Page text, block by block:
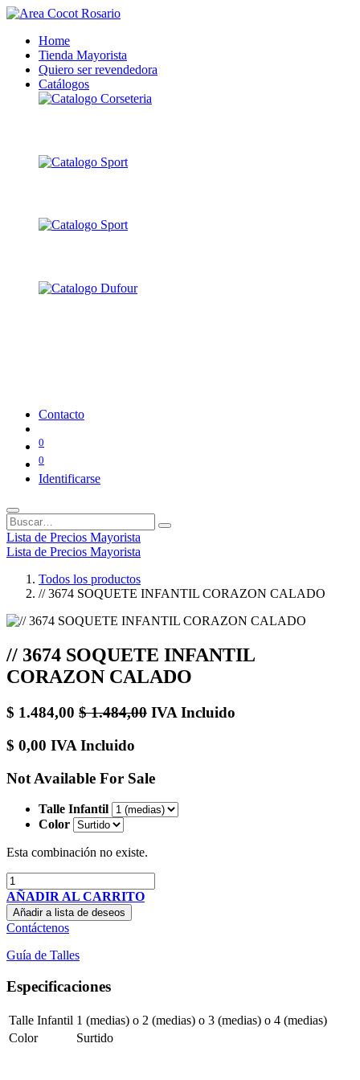
Home
Tienda Mayorista
Quiero ser revendedora
Catálogos
Contacto
0
0
Identificarse
Lista de Precios Mayorista
Lista de Precios Mayorista
Todos los productos
// 3674 SOQUETE INFANTIL CORAZON CALADO
// 3674 SOQUETE INFANTIL
CORAZON CALADO
$ 1.484,00 $1.484,00 IVA Incluido
$ 0,00 IVA Incluido
Not Available For Sale
Talle Infantil
Color
Esta combinación no existe.
AÑADIR AL CARRITO
Añadir a lista de deseos
Contáctenos
Guía de Talles
Especificaciones
Talle Infantil 1 (medias) o 2 (medias) o 3 (medias) o 4 (medias)
Color
Surtido